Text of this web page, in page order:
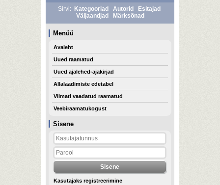
Sisene
Kasutajaks registreerimine
Sirvi:
Kategooriad Autorid
Esitajad
Väljaandjad
Märksõnad
Menüü
Avaleht
Uued raamatud
Uued ajalehed-ajakirjad
Allalaadimiste edetabel
Viimati vaadatud raamatud
Veebiraamatukogust